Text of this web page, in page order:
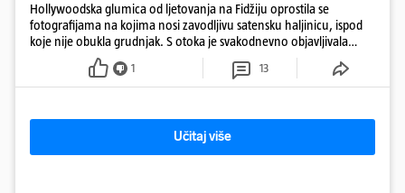
Hollywoodska glumica od ljetovanja na Fidžiju oprostila se
fotografijama na kojima nosi zavodljivu satensku haljinicu, ispod
koje nije obukla grudnjak. S otoka je svakodnevno objavljivala
fotografije u kupaćem
1 13
Učitaj više